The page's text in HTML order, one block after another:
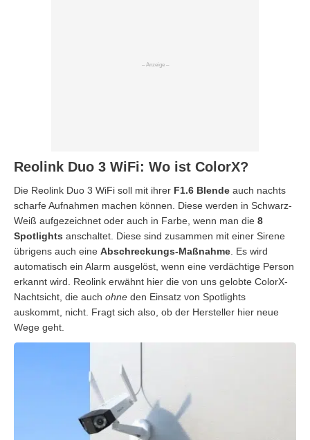
Reolink Duo 3 WiFi: Wo ist ColorX?
Die Reolink Duo 3 WiFi soll mit ihrer F1.6 Blende auch nachts
scharfe Aufnahmen machen können. Diese werden in Schwarz-
Weiß aufgezeichnet oder auch in Farbe, wenn man die 8
Spotlights anschaltet. Diese sind zusammen mit einer Sirene
übrigens auch eine Abschreckungs-Maßnahme . Es wird
automatisch ein Alarm ausgelöst, wenn eine verdächtige Person
erkannt wird. Reolink erwähnt hier die von uns gelobte ColorX-
Nachtsicht, die auch ohne den Einsatz von Spotlights
auskommt, nicht. Fragt sich also, ob der Hersteller hier neue
Wege geht.